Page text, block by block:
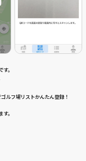
。
ルフ場リストかんたん登録！
。